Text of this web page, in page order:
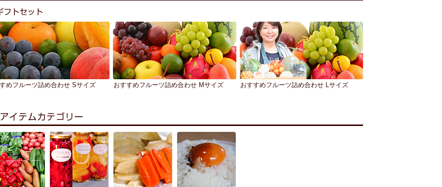
めフルーツ詰め合わせ Sサイズ おすすめフルーツ詰め合わせ Mサイズ おすすめフルーツ詰め合わせ Lサイズ